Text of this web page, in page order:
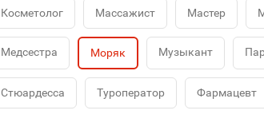
Косметолог Массажист Мастер
Медсестра Моряк Музыкант
Стюардесса Туроператор Фармацевт